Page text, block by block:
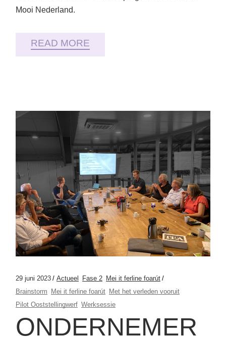
Mooi Nederland.
READ MORE
29 juni 2023 Actueel Fase 2 Mei it ferline foarút
Brainstorm Mei it ferline foarút Met het verleden vooruit
Pilot Ooststellingwerf Werksessie
ONDERNEMER